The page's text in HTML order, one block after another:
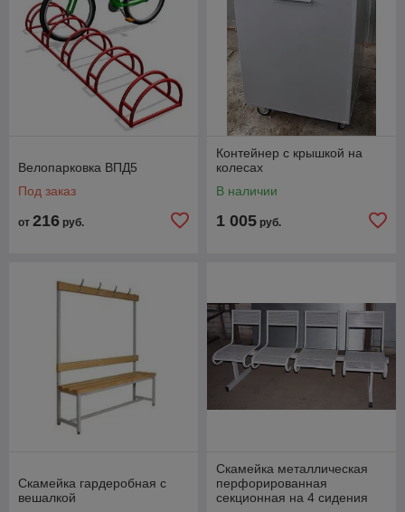
Велопарковка ВПД5
Под заказ
от 216 руб.
Контейнер с крышкой на
колесах
В наличии
1 005 руб.
Скамейка гардеробная с
вешалкой
Скамейка металлическая
перфорированная
секционная на 4 сидения